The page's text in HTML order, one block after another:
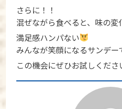
さらに！！
混ぜながら食べると、味の変
満足感ハンパない
みんなが笑顔になるサンデー
この機会にぜひお試しくださ